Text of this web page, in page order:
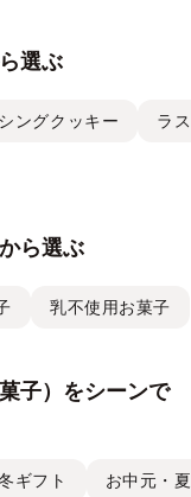
選ぶ
ングクッキー ラ
ら選ぶ
乳不使用お菓子
子）をシーンで
ギフト お中元・